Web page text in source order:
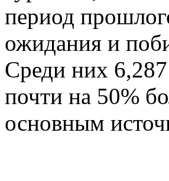
период
ожидания и
Среди них
почти на 50%
основным